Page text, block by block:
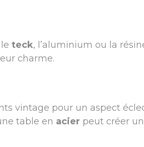
teck, l’aluminium ou la
charme.
vintage pour un aspect
table en acier peut créer